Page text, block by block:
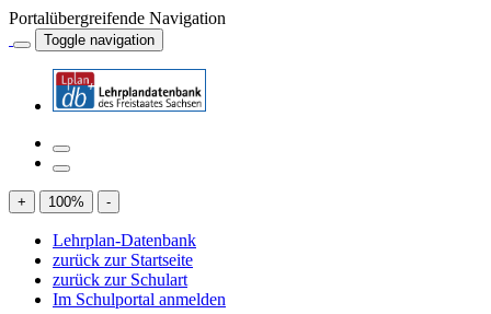
Portalübergreifende Navigation
Toggle navigation
+ 100% -
Lehrplan-Datenbank
zurück zur Startseite
zurück zur Schulart
Im Schulportal anmelden